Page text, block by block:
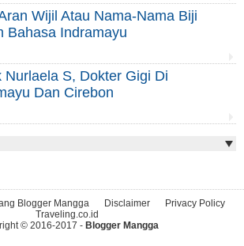
Wijil Atau Nama-Nama Biji
Bahasa Indramayu
Nurlaela S, Dokter Gigi Di
Dan Cirebon
Blogger Mangga Disclaimer
Privacy Policy
Traveling.co.id
© 2016-2017 - Blogger Mangga